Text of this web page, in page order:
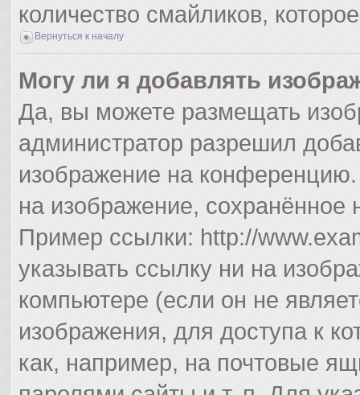
количество смайликов,
Вернуться к началу
Могу ли я добавлять
Да, вы можете размещать
администратор разрешил
изображение на
на изображение,
Пример ссылки: http://
указывать ссылку ни на
компьютере (если он не
изображения, для доступа к
как, например, на почтовые